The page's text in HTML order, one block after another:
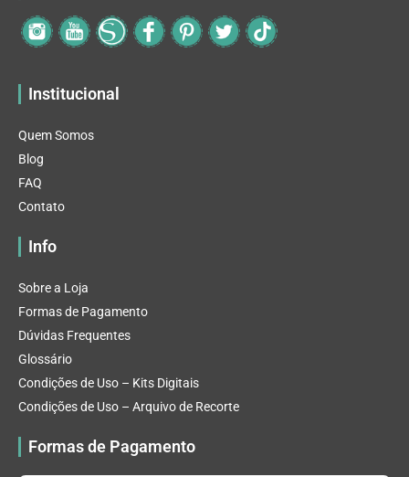
Institucional
Quem Somos
Blog
FAQ
Contato
Info
Sobre a Loja
Formas de Pagamento
Dúvidas Frequentes
Glossário
Condições de Uso – Kits Digitais
Condições de Uso – Arquivo de Recorte
Formas de Pagamento